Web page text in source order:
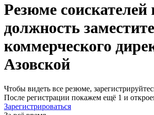
Резюме соискателей
должность
коммерческого
Азовской
Чтобы видеть все резюме,
После регистрации покажем ещё 1 и
Зарегистрироваться